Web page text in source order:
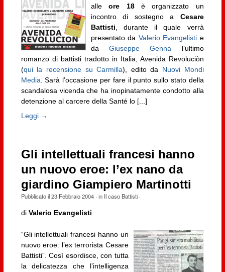
alleore 18è organizzato un
incontro di sostegno a Cesare
Battisti , durante il quale verrà
presentato da Valerio Evangelisti e
daGiuseppe Genna l’ultimo
romanzo di battisti tradotto in Italia, Avenida Revoluciòn
(qui la recensione su Carmilla), edito da Nuovi Mondi
Media . Sarà l’occasione per fare il punto sullo stato della
scandalosa vicenda che ha inopinatamente condotto alla
detenzione al carcere della Santé lo [...]
Leggi →
Gli intellettuali francesi hanno
un nuovo eroe: l’ex nano da
giardino Giampiero Martinotti
Pubblicato il23 Febbraio 2004· in Il caso Battisti·
di Valerio Evangelisti
“Gli intellettuali francesi hanno un
nuovo eroe: l’ex terrorista Cesare
Battisti”. Così esordisce, con tutta
la delicatezza che l’intelligenza